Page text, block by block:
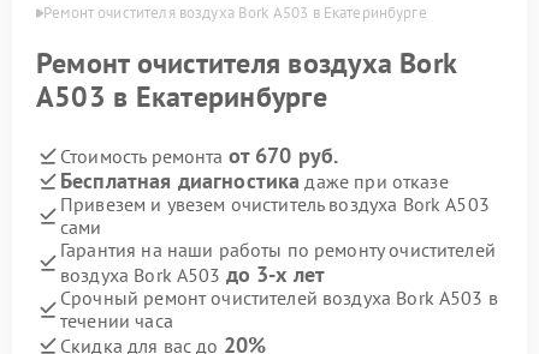
Ремонт очистителя воздуха Bork А503 в Екатеринбурге
Ремонт очистителя воздуха Bork
А503 в Екатеринбурге
Стоимость ремонта от 670 руб.
Бесплатная диагностика даже при отказе
Привезем и увезем очиститель воздуха Bork А503
сами
Гарантия на наши работы по ремонту очистителей
воздуха Bork А503 до 3-х лет
Срочный ремонт очистителей воздуха Bork А503 в
течении часа
Скидка для вас до 20%